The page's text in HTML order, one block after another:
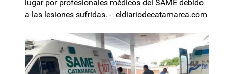
lugar por profesionales médicos del SAME debido
a las lesiones sufridas. - eldiariodecatamarca.com